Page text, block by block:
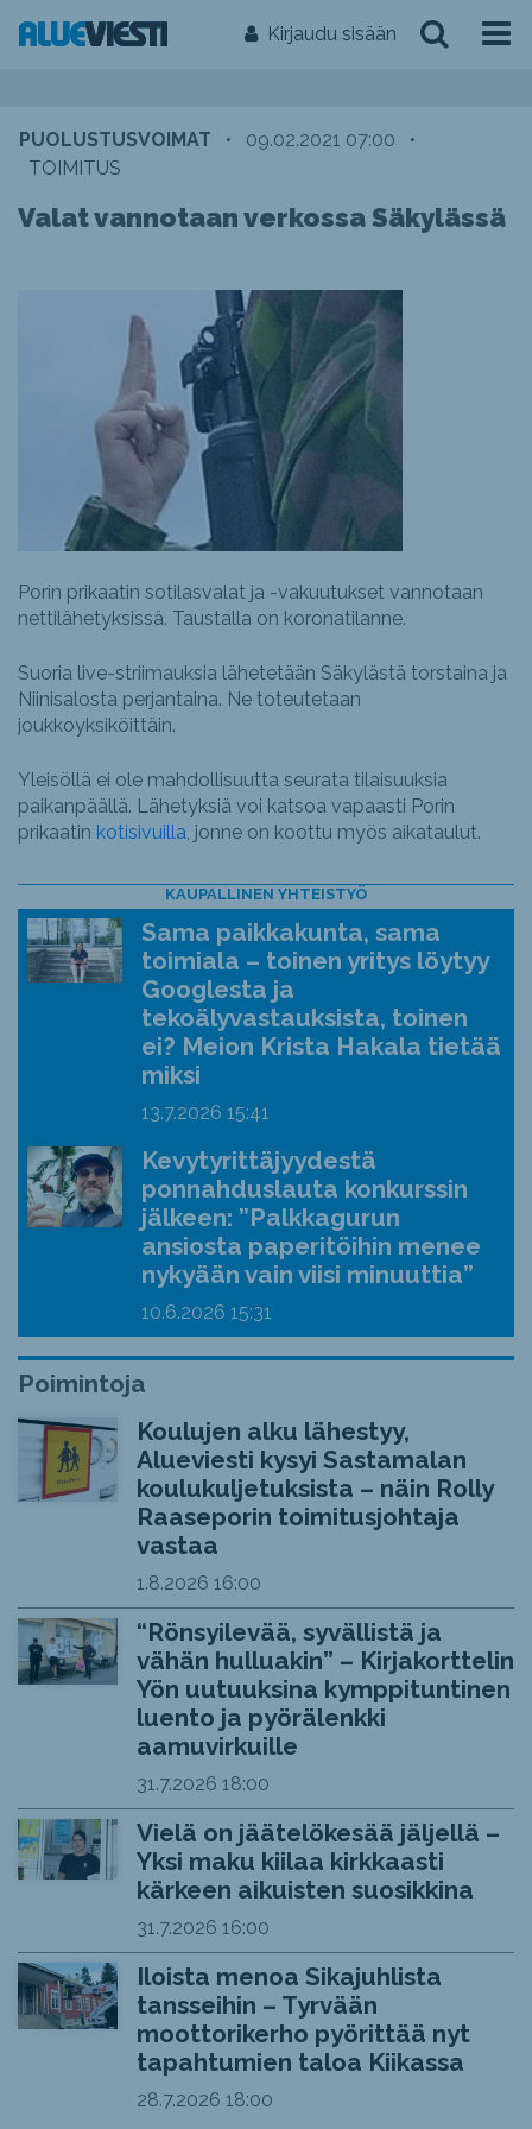
Kirjaudu sisään
PUOLUSTUSVOIMAT • 09.02.2021 07:00
•
TOIMITUS
Valat vannotaan verkossa Säkylässä
Porin prikaatin sotilasvalat ja -vakuutukset vannotaan
nettilähetyksissä. Taustalla on koronatilanne.
Suoria live-striimauksia lähetetään Säkylästä torstaina ja
Niinisalosta perjantaina. Ne toteutetaan
joukkoyksiköittäin.
Yleisöllä ei ole mahdollisuutta seurata tilaisuuksia
paikanpäällä. Lähetyksiä voi katsoa vapaasti Porin
prikaatin kotisivuilla, jonne on koottu myös aikataulut.
KAUPALLINEN YHTEISTYÖ
Sama paikkakunta, sama
toimiala – toinen yritys löytyy
Googlesta ja
tekoälyvastauksista, toinen
ei? Meion Krista Hakala tietää
miksi
13.7.2026 15:41
Kevytyrittäjyydestä
ponnahduslauta konkurssin
jälkeen: ”Palkkagurun
ansiosta paperitöihin menee
nykyään vain viisi minuuttia”
10.6.2026 15:31
Poimintoja
Koulujen alku lähestyy,
Alueviesti kysyi Sastamalan
koulukuljetuksista – näin Rolly
Raaseporin toimitusjohtaja
vastaa
1.8.2026 16:00
“Rönsyilevää, syvällistä ja
vähän hulluakin” – Kirjakorttelin
Yön uutuuksina kymppituntinen
luento ja pyörälenkki
aamuvirkuille
31.7.2026 18:00
Vielä on jäätelökesää jäljellä –
Yksi maku kiilaa kirkkaasti
kärkeen aikuisten suosikkina
31.7.2026 16:00
Iloista menoa Sikajuhlista
tansseihin – Tyrvään
moottorikerho pyörittää nyt
tapahtumien taloa Kiikassa
28.7.2026 18:00